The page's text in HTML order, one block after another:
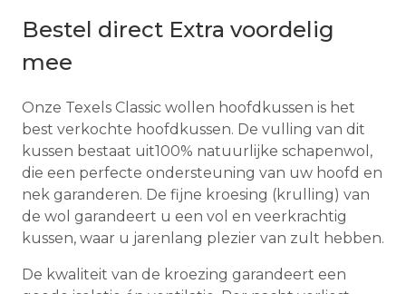
Bestel direct Extra voordelig
mee
Onze Texels Classic wollen hoofdkussen is het
best verkochte hoofdkussen. De vulling van dit
kussen bestaat uit100% natuurlijke schapenwol,
die een perfecte ondersteuning van uw hoofd en
nek garanderen. De fijne kroesing (krulling) van
de wol garandeert u een vol en veerkrachtig
kussen, waar u jarenlang plezier van zult hebben.
De kwaliteit van de kroezing garandeert een